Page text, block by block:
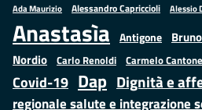
Ada Maurizio Alessandro Capriccioli Alessio
Anastasìa Antigone
Nordio Carlo Renoldi Carmelo Cantone
Covid-19 Dap Dignità e
regionale salute e integrazione